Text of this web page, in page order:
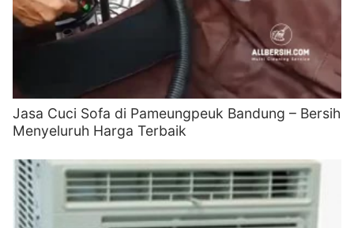
Jasa Cuci Sofa di Pameungpeuk Bandung – Bersih
Menyeluruh Harga Terbaik